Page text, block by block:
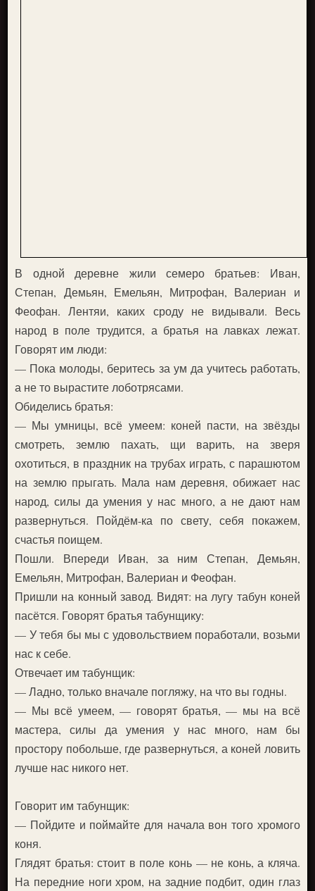
В одной деревне жили семеро братьев: Иван,
Степан, Демьян, Емельян, Митрофан, Валериан и
Феофан. Лентяи, каких сроду не видывали. Весь
народ в поле трудится, а братья на лавках лежат.
Говорят им люди:
— Пока молоды, беритесь за ум да учитесь работать,
а не то вырастите лоботрясами.
Обиделись братья:
— Мы умницы, всё умеем: коней пасти, на звёзды
смотреть, землю пахать, щи варить, на зверя
охотиться, в праздник на трубах играть, с парашютом
на землю прыгать. Мала нам деревня, обижает нас
народ, силы да умения у нас много, а не дают нам
развернуться. Пойдём-ка по свету, себя покажем,
счастья поищем.
Пошли. Впереди Иван, за ним Степан, Демьян,
Емельян, Митрофан, Валериан и Феофан.
Пришли на конный завод. Видят: на лугу табун коней
пасётся. Говорят братья табунщику:
— У тебя бы мы с удовольствием поработали, возьми
нас к себе.
Отвечает им табунщик:
— Ладно, только вначале погляжу, на что вы годны.
— Мы всё умеем, — говорят братья, — мы на всё
мастера, силы да умения у нас много, нам бы
простору побольше, где развернуться, а коней ловить
лучше нас никого нет.
Говорит им табунщик:
— Пойдите и поймайте для начала вон того хромого
коня.
Глядят братья: стоит в поле конь — не конь, а кляча.
На передние ноги хром, на задние подбит, один глаз